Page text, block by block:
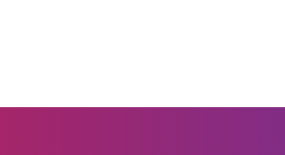
Facebook
on Email
article on Print